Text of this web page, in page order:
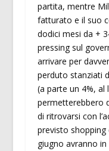
partita, mentre
fatturato e il suo
dodici mesi da +
pressing sul
arrivare per
perduto stanziati
(a parte un 4%, al
permetterebbero
di ritrovarsi con
previsto shopping
giugno avranno